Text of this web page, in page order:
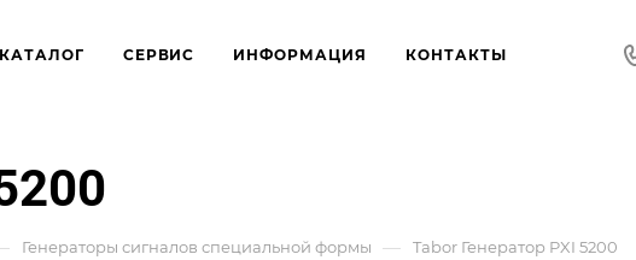
КАТАЛОГ СЕРВИС ИНФОРМАЦИЯ КОНТАКТЫ
Генераторы сигналов специальной формы — Tabor Генератор PXI 5200